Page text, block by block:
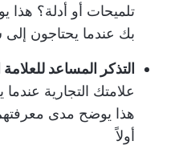
تلميحات أو أدلة؟ هذا
بك عندما يحتاجون
التذكر المساعد للعلامة
علامتك التجارية
هذا يوضح مدى
أولاً